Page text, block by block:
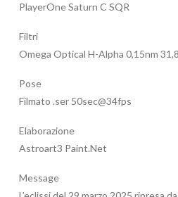
PlayerOne Saturn C SQR
Filtri
Omega Optical H-Alpha 0,15nm
Pose
Filmato .ser 50sec@34fps
Elaborazione
Astroart3 Paint.Net
Message